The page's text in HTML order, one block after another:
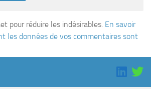
pour réduire les indésirables. En savoir
les données de vos commentaires sont